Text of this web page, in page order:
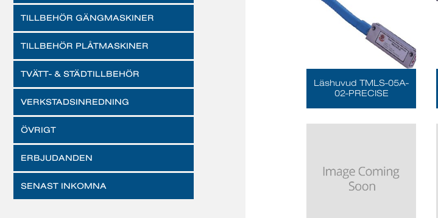
TILLBEHÖR GÄNGMASKINER
TILLBEHÖR PLÅTMASKINER
TVÄTT- & STÄDTILLBEHÖR
VERKSTADSINREDNING
ÖVRIGT
ERBJUDANDEN
SENAST INKOMNA
Läshuvud TMLS-05A-
02-PRECISE